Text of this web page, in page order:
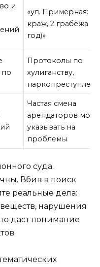
и
«ул. Примерная: 5
краж, 2 грабежа
год)»
Протоколы по
хулиганству,
Частая смена
арендаторов
указывать на
проблемы
суда.
Вбив в поиск
реальные дела:
нарушения
даст понимание